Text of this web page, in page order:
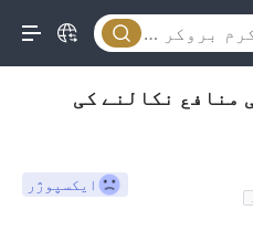
منافع نکالنے کی
ایکسپوژر